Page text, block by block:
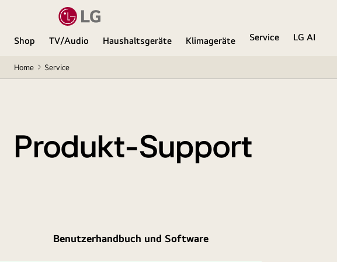
Shop TV/Audio Haushaltsgeräte Klimageräte Service
LG AI
Home Service
Produkt-Support
Benutzerhandbuch und Software